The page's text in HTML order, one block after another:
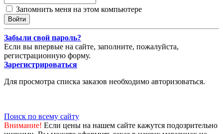
Запомнить меня на этом компьютере
Забыли свой пароль?
Если вы впервые на сайте, заполните, пожалуйста,
регистрационную форму.
Зарегистрироваться
Для просмотра списка заказов необходимо авторизоваться.
Поиск по всему сайту
Внимание! Если цены на нашем сайте кажутся подозрительно